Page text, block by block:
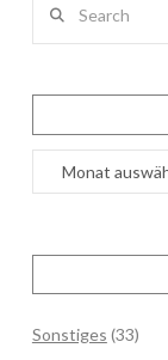
Archiv
Sonstiges (33)